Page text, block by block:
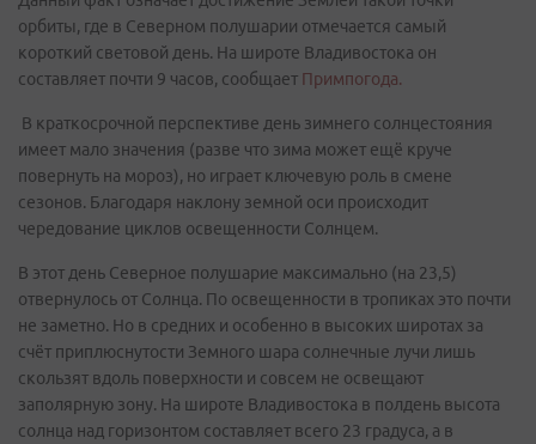
орбиты, где в Северном полушарии отмечается самый
короткий световой день. На широте Владивостока он
составляет почти 9 часов, сообщает Примпогода.
В краткосрочной перспективе день зимнего солнцестояния
имеет мало значения (разве что зима может ещё круче
повернуть на мороз), но играет ключевую роль в смене
сезонов. Благодаря наклону земной оси происходит
чередование циклов освещенности Солнцем.
В этот день Северное полушарие максимально (на 23,5)
отвернулось от Солнца. По освещенности в тропиках это почти
не заметно. Но в средних и особенно в высоких широтах за
счёт приплюснутости Земного шара солнечные лучи лишь
скользят вдоль поверхности и совсем не освещают
заполярную зону. На широте Владивостока в полдень высота
солнца над горизонтом составляет всего 23 градуса, а в